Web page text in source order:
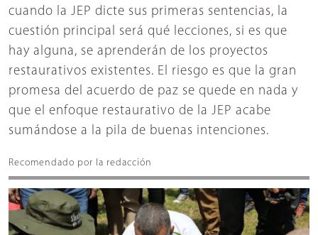
cuando la JEP dicte sus primeras sentencias, la
cuestión principal será qué lecciones, si es que
hay alguna, se aprenderán de los proyectos
restaurativos existentes. El riesgo es que la gran
promesa del acuerdo de paz se quede en nada y
que el enfoque restaurativo de la JEP acabe
sumándose a la pila de buenas intenciones.
Recomendado por la redacción